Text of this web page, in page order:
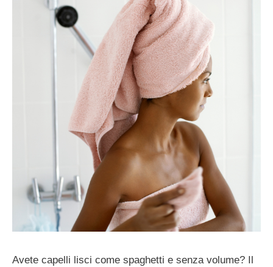
Avete capelli lisci come spaghetti e senza volume? Il